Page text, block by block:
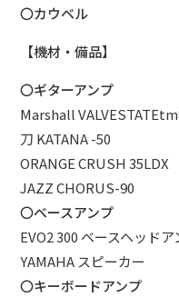
〇カウベル
【機材・備品】
〇ギターアンプ
Marshall
刀 KATANA -50
ORANGE CRUSH 35LDX
JAZZ CHORUS-90
〇ベースアンプ
EVO2 300 ベースヘッドア
YAMAHA スピーカー
〇キーボードアンプ